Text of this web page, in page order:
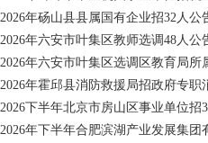
2026年砀山县县属国有企业招32人公
2026年六安市叶集区教师选调48人公
2026下半年北京市房山区事业单位招